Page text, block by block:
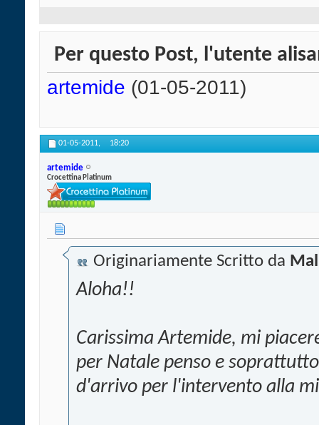
Per questo Post, l'utente
artemide (01-05-2011)
01-05-2011, 18:20
artemide
Crocettina Platinum
Originariamente Scritto da
Aloha!!
Carissima Artemide, mi
per Natale penso e
d'arrivo per l'intervento alla